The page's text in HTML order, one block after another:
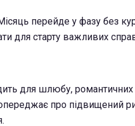
перейде у фазу без
для старту важливих
для шлюбу, романтичних
про підвищений